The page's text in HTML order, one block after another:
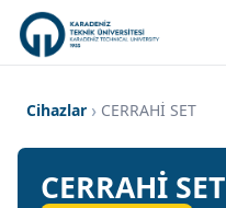
Cihazlar CERRAHİ SET
CERRAHİ SET